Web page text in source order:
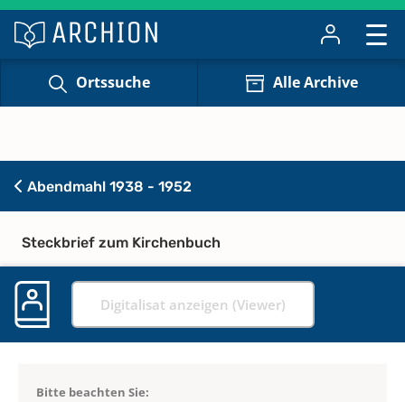
Ortssuche Alle Archive
Abendmahl 1938 - 1952
Steckbrief zum Kirchenbuch
Digitalisat anzeigen (Viewer)
Bitte beachten Sie: